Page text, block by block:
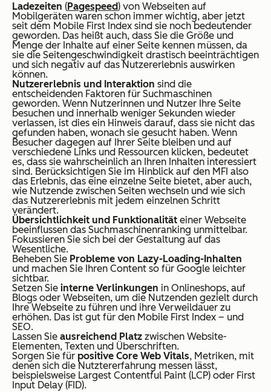
Ladezeiten (Pagespeed) von Webseiten auf
Mobilgeräten waren schon immer wichtig, aber jetzt
seit dem Mobile First Index sind sie noch bedeutender
geworden. Das heißt auch, dass Sie die Größe und
Menge der Inhalte auf einer Seite kennen müssen, da
sie die Seitengeschwindigkeit drastisch beeinträchtigen
und sich negativ auf das Nutzererlebnis auswirken
können.
Nutzererlebnis und Interaktion sind die
entscheidenden Faktoren für Suchmaschinen
geworden. Wenn Nutzerinnen und Nutzer Ihre Seite
besuchen und innerhalb weniger Sekunden wieder
verlassen, ist dies ein Hinweis darauf, dass sie nicht das
gefunden haben, wonach sie gesucht haben. Wenn
Besucher dagegen auf Ihrer Seite bleiben und auf
verschiedene Links und Ressourcen klicken, bedeutet
es, dass sie wahrscheinlich an Ihren Inhalten interessiert
sind. Berücksichtigen Sie im Hinblick auf den MFI also
das Erlebnis, das eine einzelne Seite bietet, aber auch,
wie Nutzende zwischen Seiten wechseln und wie sich
das Nutzererlebnis mit jedem einzelnen Schritt
verändert.
Übersichtlichkeit und Funktionalität einer Webseite
beeinflussen das Suchmaschinenranking unmittelbar.
Fokussieren Sie sich bei der Gestaltung auf das
Wesentliche.
Beheben Sie Probleme von Lazy-Loading-Inhalten
und machen Sie Ihren Content so für Google leichter
sichtbar.
Setzen Sie interne Verlinkungen in Onlineshops, auf
Blogs oder Webseiten, um die Nutzenden gezielt durch
Ihre Webseite zu führen und ihre Verweildauer zu
erhöhen. Das ist gut für den Mobile First Index – und
SEO.
Lassen Sie ausreichend Platz zwischen Website-
Elementen, Texten und Überschriften.
Sorgen Sie für positive Core Web Vitals, Metriken, mit
denen sich die Nutztererfahrung messen lässt,
beispielsweise Largest Contentful Paint (LCP) oder First
Input Delay (FID).